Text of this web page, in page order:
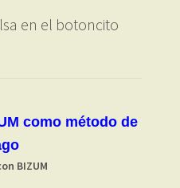
en el botoncito
como método de